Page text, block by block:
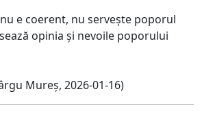
e coerent, nu servește poporul
opinia și nevoile poporului
Mureș, 2026-01-16)